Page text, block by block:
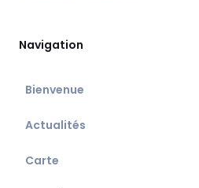
Navigation
Bienvenue
Actualités
Carte